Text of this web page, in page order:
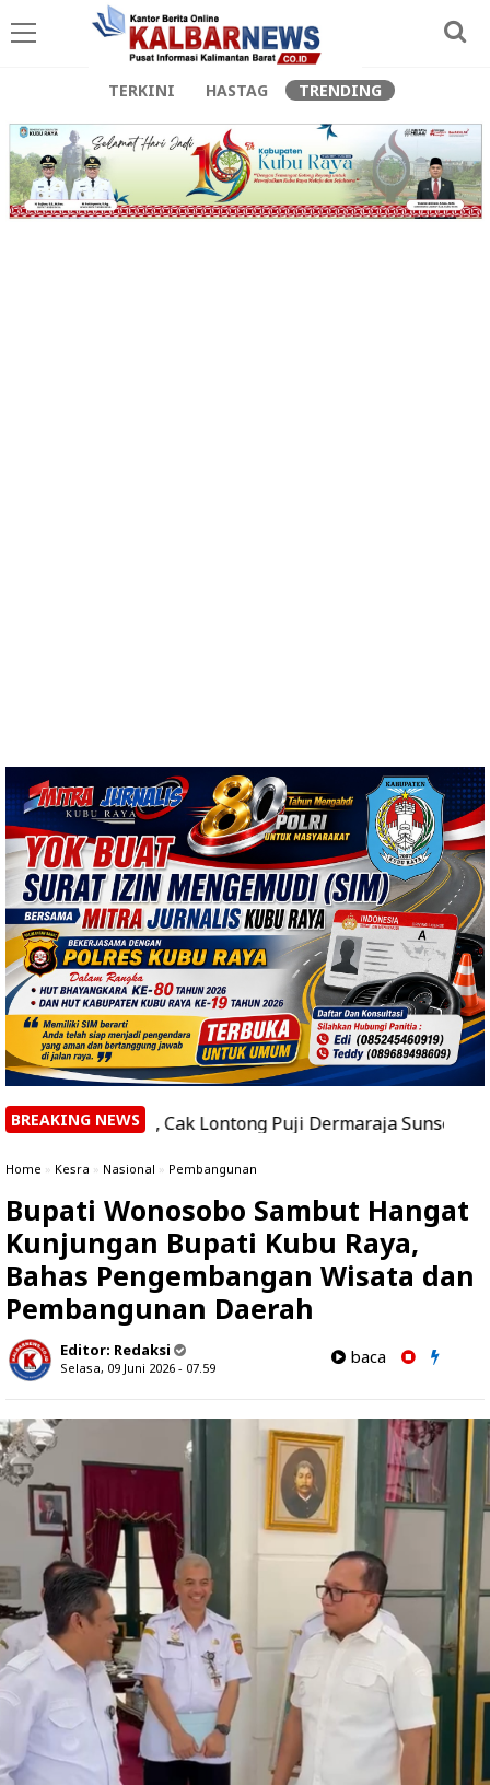
TERKINI HASTAG TRENDING
BREAKING NEWS
Cak Lontong Puji Dermaraja Sunset Festival 2026
Home » Kesra » Nasional » Pembangunan
Bupati Wonosobo Sambut Hangat
Kunjungan Bupati Kubu Raya,
Bahas Pengembangan Wisata dan
Pembangunan Daerah
Editor: Redaksi
Selasa, 09 Juni 2026 - 07.59
baca